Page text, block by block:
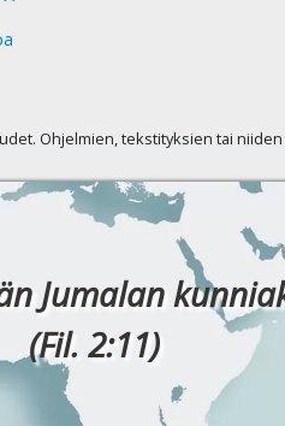
Ohjelmien, tekstityksien tai
Jumalan
(Fil. 2:11)